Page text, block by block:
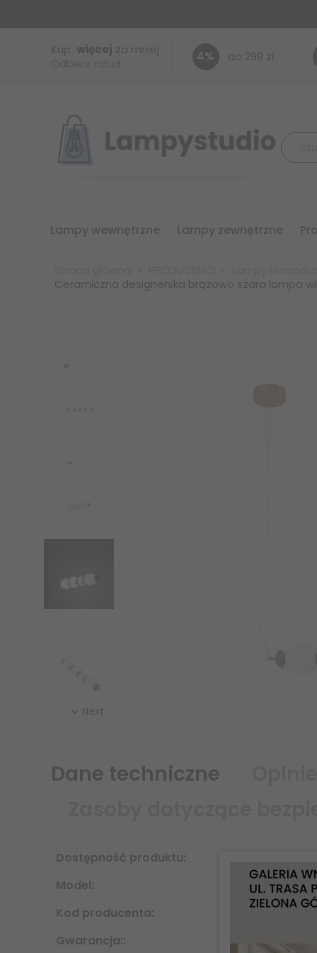
Kup więcej za mniej
Odbierz rabat 4% do 299 zł
lampy wewnętrzne lampy zewnętrzne
Ceramiczna designerska brązowo szara lampa
Next
Dane techniczne
Dostępność produktu:
Model:
Kod producenta:
Gwarancja::
Załczniki do produktu
Załączniki dotyczące bezpieczeństwa produktu
konkretnego produktu
Informacje dotyczące produktu obejmują adres i
NOWODVORSKI